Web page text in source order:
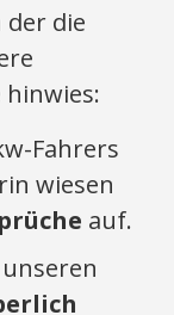
der die
hinwies:
Fahrers
wiesen
auf.